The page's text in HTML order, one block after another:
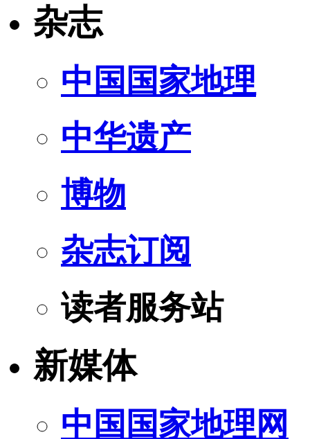
杂志
中国国家地理
中华遗产
博物
杂志订阅
读者服务站
新媒体
中国国家地理网